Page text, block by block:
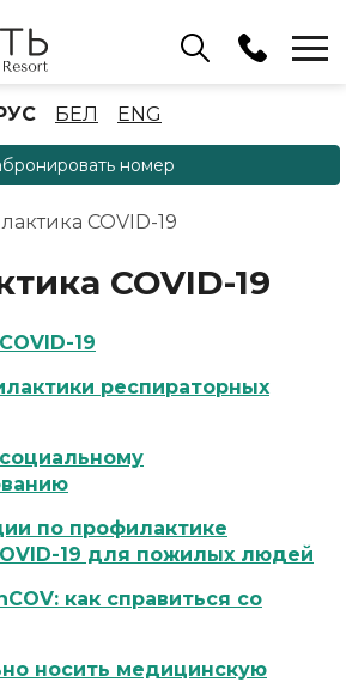
Бассейн
+375 (17) 503 93 22
Аренда беседок
+375 (33) 902 35 07
Отдел бронирования
+375 (17) 503 91 10
БЕЛ ENG
номер
COVID-19
COVID-19
19
респираторных
по профилактике
19 для пожилых людей
как справиться со
носить медицинскую